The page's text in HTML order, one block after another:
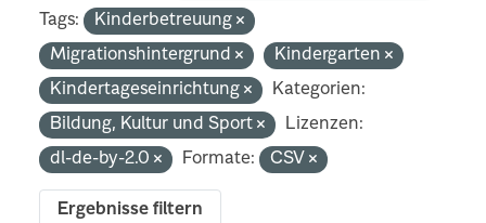
Tags:
Kinderbetreuung
Migrationshintergrund
Kindergarten
Kindertageseinrichtung
Kategorien:
Bildung, Kultur und Sport
Lizenzen:
dl-de-by-2.0
Formate: CSV
Ergebnisse filtern